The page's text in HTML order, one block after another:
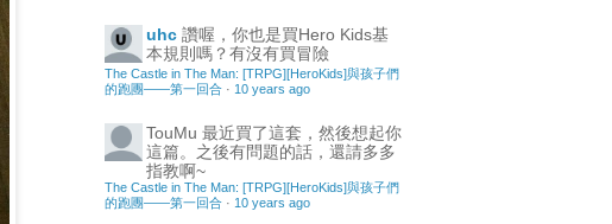
uhc 讚喔，你也是買Hero Kids基
本規則嗎？有沒有買冒險
The Castle in The Man: [TRPG][HeroKids]與孩子們
的跑團——第一回合 · 10 years ago
TouMu 最近買了這套，然後想起你
這篇。之後有問題的話，還請多多
指教啊~
The Castle in The Man: [TRPG][HeroKids]與孩子們
的跑團——第一回合 · 10 years ago